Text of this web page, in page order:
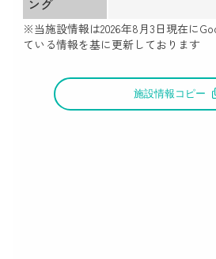
ング
※当施設情報は2026年8月3日現在に
ている情報を基に更新しております
施設情報コピー